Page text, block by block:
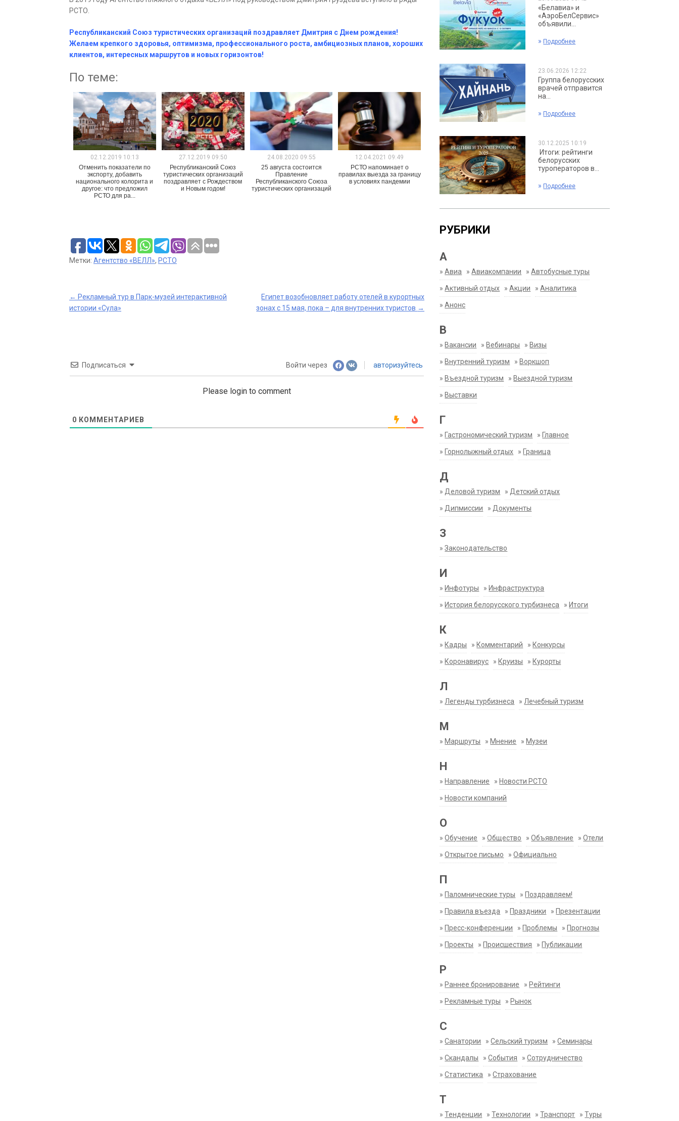
РСТО.
Республиканский Союз туристических организаций поздравляет Дмитрия с Днем рождения!
Желаем крепкого здоровья, оптимизма, профессионального роста, амбициозных планов, хороших
клиентов, интересных маршрутов и новых горизонтов!
По теме:
02.12.2019 10:13
Отменить показатели по
экспорту, добавить
национального колорита и
другое: что предложил
РСТО для ра...
27.12.2019 09:50
Республиканский Союз
туристических организаций
поздравляет с Рождеством
и Новым годом!
24.08.2020 09:55
25 августа состоится
Правление
Республиканского Союза
туристических организаций
12.04.2021 09:49
РСТО напоминает о
правилах выезда за границу
в условиях пандемии
Метки: Агентство «ВЕЛЛ», РСТО
Post
← Рекламный тур в Парк-музей интерактивной
истории «Сула»
Египет возобновляет работу отелей в курортных
зонах с 15 мая, пока – для внутренних туристов →
Подписаться Войти через авторизуйтесь
Please login to comment
0 КОММЕНТАРИЕВ
«Белавиа» и
«АэроБелСервис»
объявили...
» Подробнее
23.06.2026 12:22
Группа белорусских
врачей отправится
на...
» Подробнее
30.12.2025 10:19
Итоги: рейтинги
белорусских
туроператоров в...
» Подробнее
РУБРИКИ
А
»Авиа »Авиакомпании »Автобусные туры
»Активный отдых »Акции »Аналитика
»Анонс
В
» Вакансии » Вебинары » Визы
» Внутренний туризм » Воркшоп
» Въездной туризм » Выездной туризм
» Выставки
Г
» Гастрономический туризм » Главное
» Горнолыжный отдых » Граница
Д
» Деловой туризм » Детский отдых
» Дипмиссии » Документы
З
»Законодательство
И
» Инфотуры » Инфраструктура
» История белорусского турбизнеса » Итоги
К
» Кадры » Комментарий » Конкурсы
» Коронавирус » Круизы » Курорты
Л
» Легенды турбизнеса » Лечебный туризм
М
» Маршруты » Мнение » Музеи
Н
» Направление » Новости РСТО
» Новости компаний
О
»Обучение »Общество »Объявление »Отели
»Открытое письмо »Официально
П
» Паломнические туры » Поздравляем!
» Правила въезда » Праздники » Презентации
» Пресс-конференции » Проблемы » Прогнозы
» Проекты » Происшествия » Публикации
Р
» Раннее бронирование » Рейтинги
» Рекламные туры » Рынок
С
»Санатории »Сельский туризм »Семинары
»Скандалы »События »Сотрудничество
»Статистика »Страхование
Т
»Тенденции »Технологии »Транспорт »Туры